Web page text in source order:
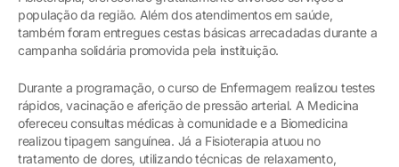
população da região. Além dos atendimentos em saúde,
também foram entregues cestas básicas arrecadadas durante a
campanha solidária promovida pela instituição.
Durante a programação, o curso de Enfermagem realizou testes
rápidos, vacinação e aferição de pressão arterial. A Medicina
ofereceu consultas médicas à comunidade e a Biomedicina
realizou tipagem sanguínea. Já a Fisioterapia atuou no
tratamento de dores, utilizando técnicas de relaxamento,